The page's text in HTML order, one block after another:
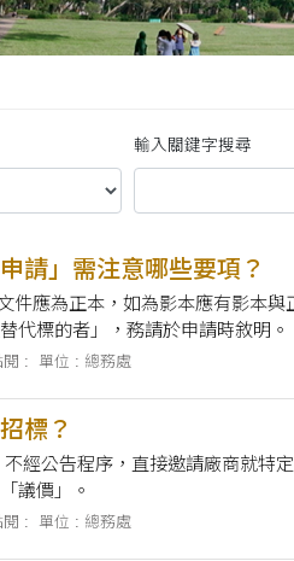
輸入關鍵字搜尋
請」需注意哪些要項？
影本應有影本與正本相符等字樣。 2.擇政府採購法第22條第1項
明。 （2）代理權可能涉及商業行為等，故證明文件應有代理之有效廠商暨期間。 3.擇
「因相容或互通性之需要，必須向原供應廠商採購者」，務請於申請時敘明。
閱 : 單位 : 總務處
標？
經公告程序，直接邀請廠商就特
議價」。
閱 : 單位 : 總務處